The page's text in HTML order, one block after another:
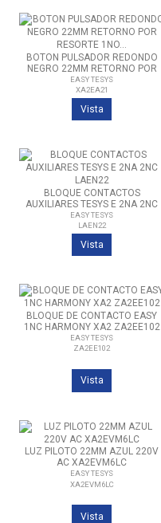
BOTON PULSADOR REDONDO
NEGRO 22MM RETORNO POR
RESORTE 1NO XA2EA21
EASY TESYS
XA2EA21
Vista
BLOQUE CONTACTOS
AUXILIARES TESYS E 2NA 2NC
LAEN22
EASY TESYS
LAEN22
Vista
BLOQUE DE CONTACTO EASY
1NC HARMONY XA2 ZA2EE102
EASY TESYS
ZA2EE102
Vista
LUZ PILOTO 22MM AZUL 220V
AC XA2EVM6LC
EASY TESYS
XA2EVM6LC
Vista